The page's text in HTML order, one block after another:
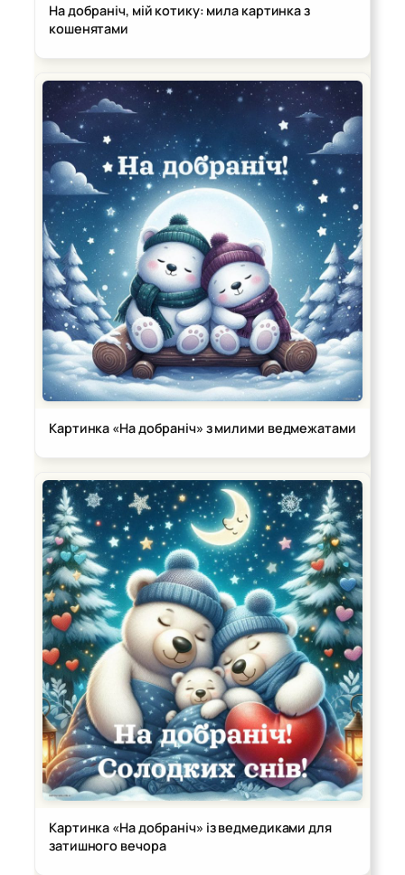
На добраніч, мій котику: мила картинка з
кошенятами
Картинка «На добраніч» з милими ведмежатами
Картинка «На добраніч» із ведмедиками для
затишного вечора